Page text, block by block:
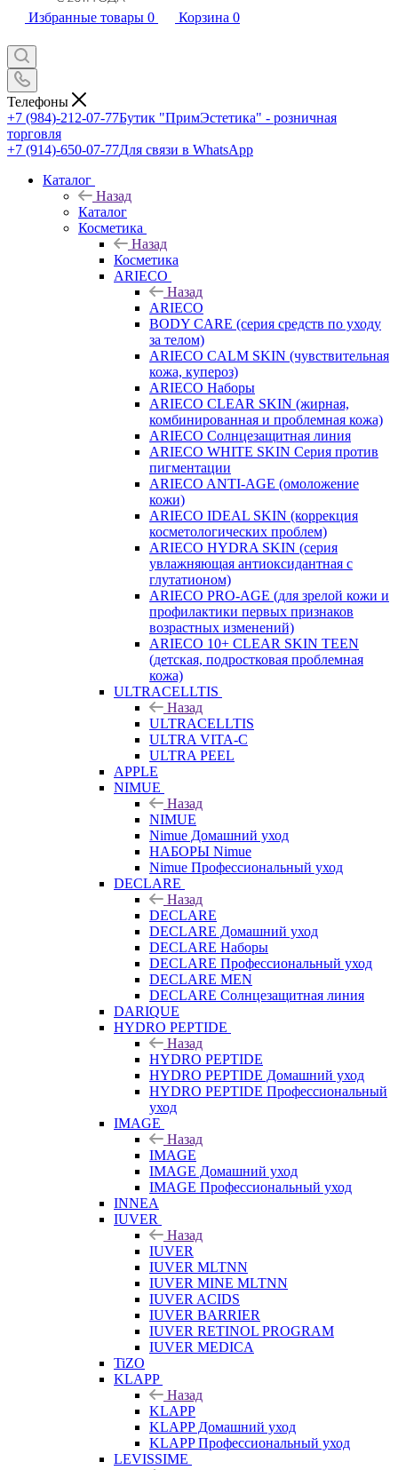
Избранные товары 0 Корзина 0
Телефоны
+7 (984)-212-07-77Бутик "ПримЭстетика" - розничная
торговля
+7 (914)-650-07-77Для связи в WhatsApp
Каталог
Назад
Каталог
Косметика
Назад
Косметика
ARIECO
Назад
ARIECO
BODY CARE (серия средств по уходу
за телом)
ARIECO CALM SKIN (чувствительная
кожа, купероз)
ARIECO Наборы
ARIECO CLEAR SKIN (жирная,
комбинированная и проблемная кожа)
ARIECO Солнцезащитная линия
ARIECO WHITE SKIN Серия против
пигментации
ARIECO ANTI-AGE (омоложение
кожи)
ARIECO IDEAL SKIN (коррекция
косметологических проблем)
ARIECO HYDRA SKIN (серия
увлажняющая антиоксидантная с
глутатионом)
ARIECO PRO-AGE (для зрелой кожи и
профилактики первых признаков
возрастных изменений)
ARIECO 10+ CLEAR SKIN TEEN
(детская, подростковая проблемная
кожа)
ULTRACELLTIS
Назад
ULTRACELLTIS
ULTRA VITA-C
ULTRA PEEL
APPLE
NIMUE
Назад
NIMUE
Nimue Домашний уход
НАБОРЫ Nimue
Nimue Профессиональный уход
DECLARE
Назад
DECLARE
DECLARE Домашний уход
DECLARE Наборы
DECLARE Профессиональный уход
DECLARE MEN
DECLARE Солнцезащитная линия
DARIQUE
HYDRO PEPTIDE
Назад
HYDRO PEPTIDE
HYDRO PEPTIDE Домашний уход
HYDRO PEPTIDE Профессиональный
уход
IMAGE
Назад
IMAGE
IMAGE Домашний уход
IMAGE Профессиональный уход
INNEA
IUVER
Назад
IUVER
IUVER MLTNN
IUVER MINE MLTNN
IUVER ACIDS
IUVER BARRIER
IUVER RETINOL PROGRAM
IUVER MEDICA
TiZO
KLAPP
Назад
KLAPP
KLAPP Домашний уход
KLAPP Профессиональный уход
LEVISSIME